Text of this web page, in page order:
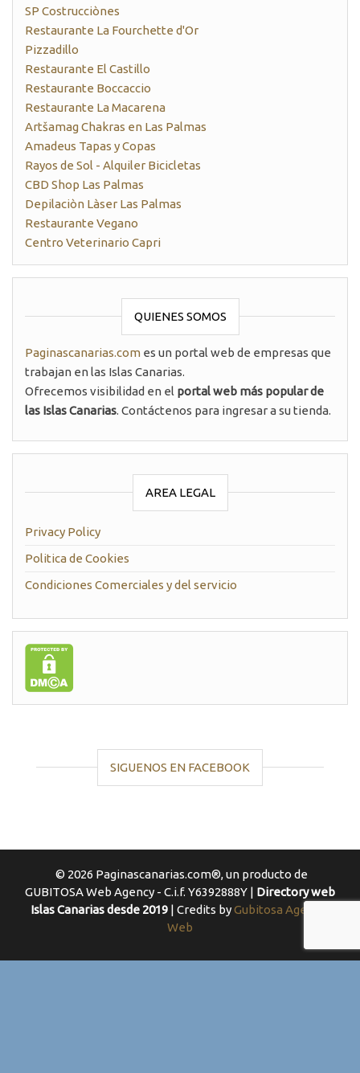
SP Costrucciònes
Restaurante La Fourchette d'Or
Pizzadillo
Restaurante El Castillo
Restaurante Boccaccio
Restaurante La Macarena
Artšamag Chakras en Las Palmas
Amadeus Tapas y Copas
Rayos de Sol - Alquiler Bicicletas
CBD Shop Las Palmas
Depilaciòn Làser Las Palmas
Restaurante Vegano
Centro Veterinario Capri
QUIENES SOMOS
Paginascanarias.com es un portal web de empresas que
trabajan en las Islas Canarias.
Ofrecemos visibilidad en el portal web más popular de
las Islas Canarias. Contáctenos para ingresar a su tienda.
AREA LEGAL
Privacy Policy
Politica de Cookies
Condiciones Comerciales y del servicio
SIGUENOS EN FACEBOOK
© 2026 Paginascanarias.com®, un producto de
GUBITOSA Web Agency - C.i.f. Y6392888Y | Directory web
Islas Canarias desde 2019 | Credits byGubitosa Agencia
Web